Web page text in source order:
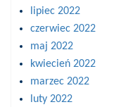
lipiec 2022
czerwiec 2022
maj 2022
kwiecień 2022
marzec 2022
luty 2022